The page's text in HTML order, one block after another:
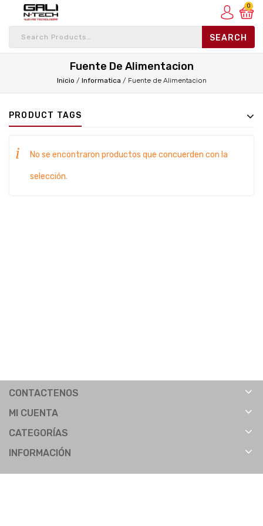
0
Fuente De Alimentacion
Inicio / Informatica / Fuente de Alimentacion
PRODUCT TAGS
No se encontraron productos que concuerden con la
selección.
CONTACTENOS
MI CUENTA
CATEGORÍAS
INFORMACIÓN